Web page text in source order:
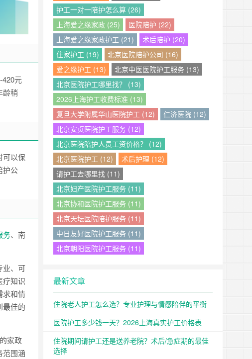
420元
龄稍
可以保
护公
务、南
业、可
疗知识
求和情
最佳的
家政
范围涵
护工一对一陪护怎么算 (26)
上海爱之缘家政 (25)
医院陪护 (22)
上海爱之缘家政护工 (21)
术后陪护 (20)
住家护工 (19)
北京医院陪护公司 (16)
爱之缘护工 (13)
北京中医医院护工服务 (13)
北京医院护工哪里找？ (13)
2026上海护工收费标准 (13)
复旦大学附属华山医院护工 (12)
仁济医院 (12)
北京安贞医院护工服务 (12)
北京医院陪护人员工资价格？ (12)
北京医院护工 (12)
术后护理 (12)
请护工去哪里找 (11)
北京妇产医院护工服务 (11)
北京协和医院护工服务 (11)
北京天坛医院陪护服务 (11)
中日友好医院护工服务 (11)
北京朝阳医院护工服务 (11)
最新文章
住院老人护工怎么选？专业护理与情感陪伴的平衡
医院护工多少钱一天？2026上海真实护工价格表
住院期间请护工还是送养老院？术后/急症期的最佳
选择